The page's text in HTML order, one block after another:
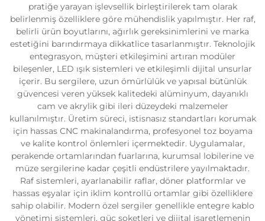
pratiğe yarayan işlevsellik birleştirilerek tam olarak
belirlenmiş özelliklere göre mühendislik yapılmıştır. Her raf,
belirli ürün boyutlarını, ağırlık gereksinimlerini ve marka
estetiğini barındırmaya dikkatlice tasarlanmıştır. Teknolojik
entegrasyon, müşteri etkileşimini artıran modüler
bileşenler, LED ışık sistemleri ve etkileşimli dijital unsurlar
içerir. Bu sergilere, uzun ömürlülük ve yapısal bütünlük
güvencesi veren yüksek kalitedeki alüminyum, dayanıklı
cam ve akrylik gibi ileri düzeydeki malzemeler
kullanılmıştır. Üretim süreci, istisnasız standartları korumak
için hassas CNC makinalandırma, profesyonel toz boyama
ve kalite kontrol önlemleri içermektedir. Uygulamalar,
perakende ortamlarından fuarlarına, kurumsal lobilerine ve
müze sergilerine kadar çeşitli endüstrilere yayılmaktadır.
Raf sistemleri, ayarlanabilir raflar, döner platformlar ve
hassas eşyalar için iklim kontrollü ortamlar gibi özelliklere
sahip olabilir. Modern özel sergiler genellikle entegre kablo
yönetimi sistemleri, güç soketleri ve dijital işaretlemenin